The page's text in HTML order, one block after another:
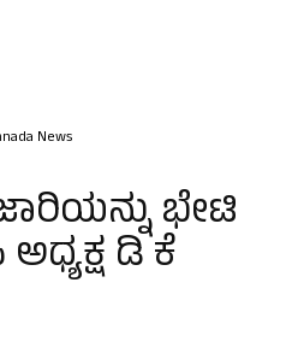
News
ಭೇಟಿ
ಡಿ ಕೆ